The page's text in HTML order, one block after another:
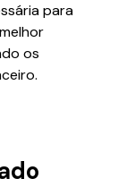
para
os